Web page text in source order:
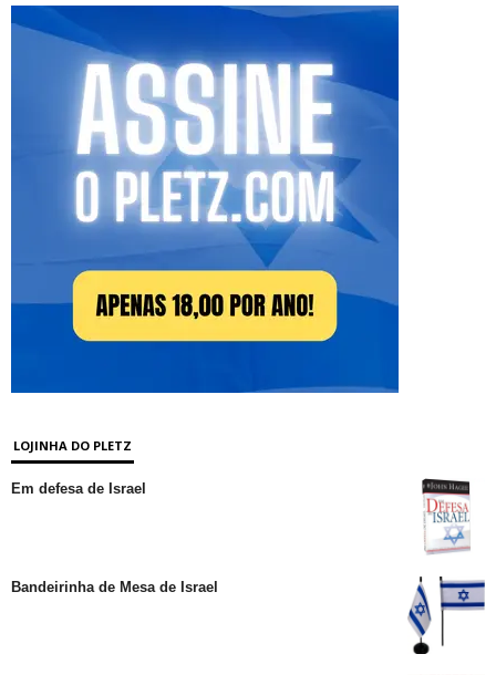
LOJINHA DO PLETZ
Em defesa de Israel
Bandeirinha de Mesa de Israel